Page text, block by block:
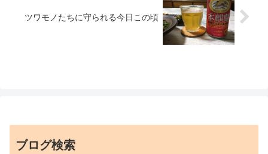
ツワモノたちに守られる今日この頃
ブログ検索